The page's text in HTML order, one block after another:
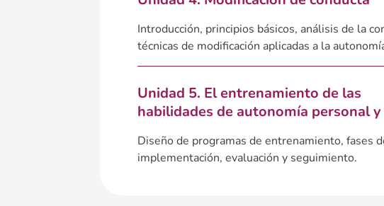
Introducción, principios básicos, análisis de la
técnicas de modificación aplicadas a la
Unidad 5. El entrenamiento de las
habilidades de autonomía personal
Diseño de programas de entrenamiento, fases
implementación, evaluación y seguimiento.